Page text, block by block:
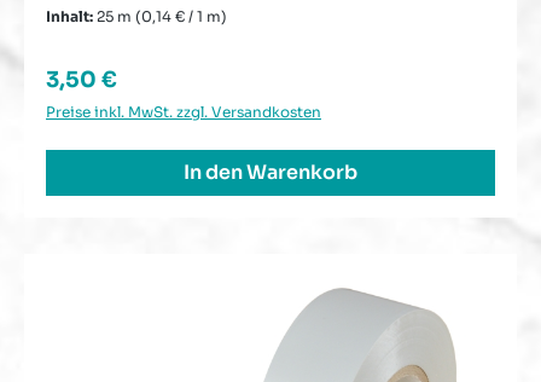
Inhalt: 25 m (0,14 € / 1 m)
Regulärer Preis:
3,50 €
Preise inkl. MwSt. zzgl. Versandkosten
In den Warenkorb